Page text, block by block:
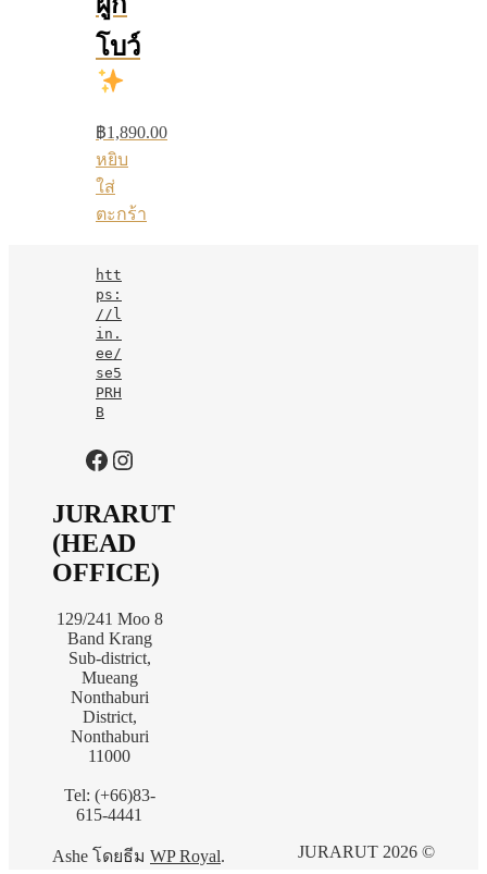
โบว์
฿1,890.00
หยิบ
ใส่
ตะกร้า
htt
ps:
//l
in.
ee/
se5
PRH
B
https://www.facebook.com/jurarutofficial?mibextid=LQQJ4d
Instagram
JURARUT
(HEAD
OFFICE)
129/241 Moo 8
Band Krang
Sub-district,
Mueang
Nonthaburi
District,
Nonthaburi
11000
Tel: (+66)83-
615-4441
JURARUT 2026 ©
Ashe โดยธีม WP Royal.